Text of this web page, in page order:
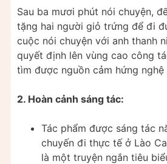
Sau ba mươi phút nói chuyện,
tặng hai người giỏ trứng để đi
cuộc nói chuyện với anh thanh
quyết định lên vùng cao công
tìm được nguồn cảm hứng nghệ
2. Hoàn cảnh sáng tác:
Tác phẩm được sáng tác
chuyến đi thực tế ở Lào
là một truyện ngắn tiêu